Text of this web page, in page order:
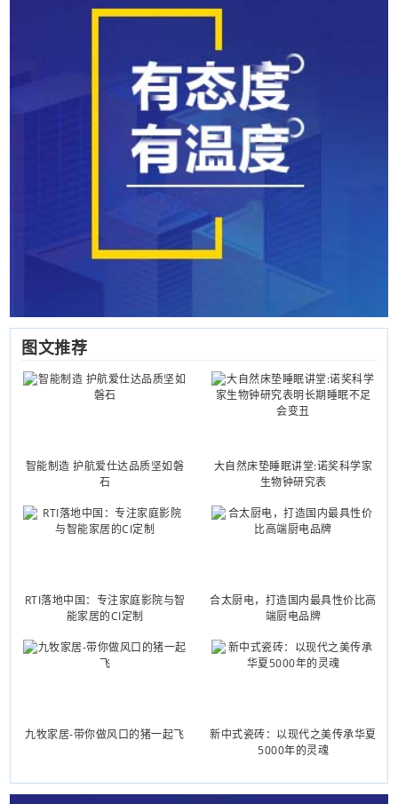
图文推荐
智能制造 护航爱仕达品质坚如磐
石
大自然床垫睡眠讲堂:诺奖科学家
生物钟研究表
RTI落地中国：专注家庭影院与智
能家居的CI定制
合太厨电，打造国内最具性价比高
端厨电品牌
九牧家居-带你做风口的猪一起飞
新中式瓷砖：以现代之美传承华夏
5000年的灵魂